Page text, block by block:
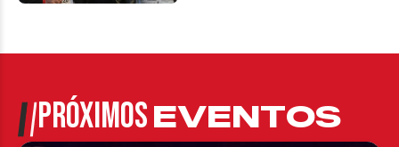
PRÓXIMOSEVENTOS